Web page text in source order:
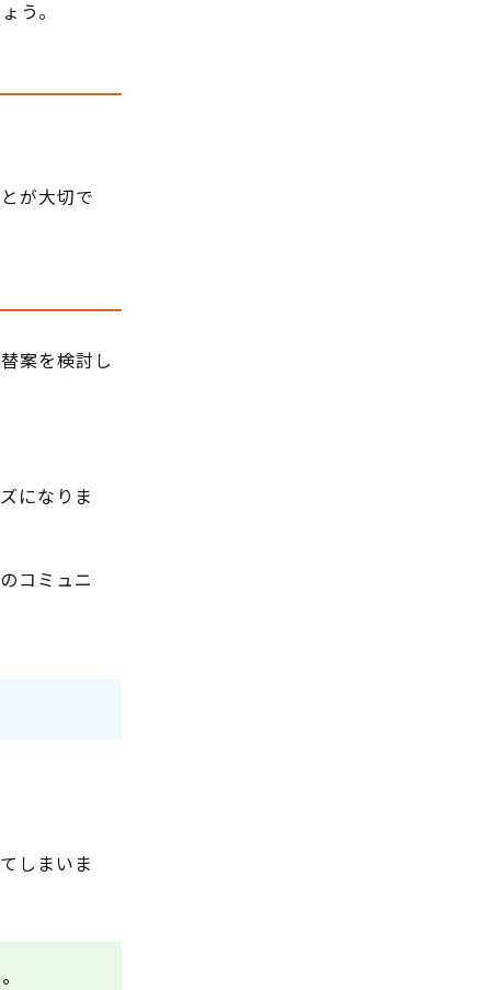
う。
が大切で
案を検討し
になりま
コミュニ
しまいま